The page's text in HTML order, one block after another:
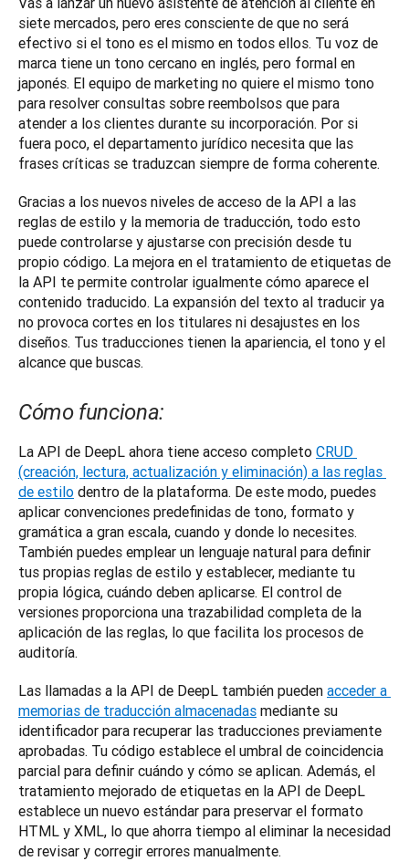
siete mercados, pero eres consciente de que no será
efectivo si el tono es el mismo en todos ellos. Tu voz de
marca tiene un tono cercano en inglés, pero formal en
japonés. El equipo de marketing no quiere el mismo tono
para resolver consultas sobre reembolsos que para
atender a los clientes durante su incorporación. Por si
fuera poco, el departamento jurídico necesita que las
frases críticas se traduzcan siempre de forma coherente.
Gracias a los nuevos niveles de acceso de la API a las
reglas de estilo y la memoria de traducción, todo esto
puede controlarse y ajustarse con precisión desde tu
propio código. La mejora en el tratamiento de etiquetas de
la API te permite controlar igualmente cómo aparece el
contenido traducido. La expansión del texto al traducir ya
no provoca cortes en los titulares ni desajustes en los
diseños. Tus traducciones tienen la apariencia, el tono y el
alcance que buscas.
Cómo funciona:
La API de DeepL ahora tiene acceso completo CRUD
(creación, lectura, actualización y eliminación) a las reglas
de estilo dentro de la plataforma. De este modo, puedes
aplicar convenciones predefinidas de tono, formato y
gramática a gran escala, cuando y donde lo necesites.
También puedes emplear un lenguaje natural para definir
tus propias reglas de estilo y establecer, mediante tu
propia lógica, cuándo deben aplicarse. El control de
versiones proporciona una trazabilidad completa de la
aplicación de las reglas, lo que facilita los procesos de
auditoría.
Las llamadas a la API de DeepL también pueden acceder a
memorias de traducción almacenadas mediante su
identificador para recuperar las traducciones previamente
aprobadas. Tu código establece el umbral de coincidencia
parcial para definir cuándo y cómo se aplican. Además, el
tratamiento mejorado de etiquetas en la API de DeepL
establece un nuevo estándar para preservar el formato
HTML y XML, lo que ahorra tiempo al eliminar la necesidad
de revisar y corregir errores manualmente.